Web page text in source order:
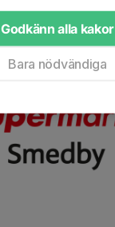
Godkänn alla kakor
Bara nödvändiga